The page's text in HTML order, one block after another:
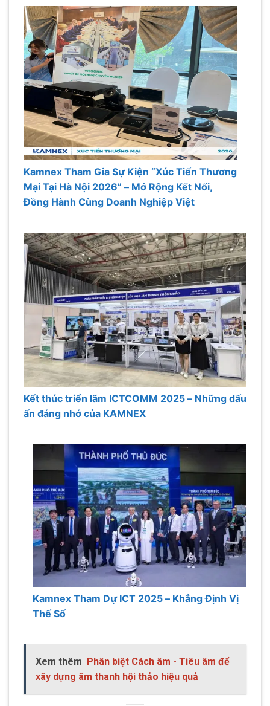
Kamnex Tham Gia Sự Kiện “Xúc Tiến Thương
Mại Tại Hà Nội 2026” – Mở Rộng Kết Nối,
Đồng Hành Cùng Doanh Nghiệp Việt
Kết thúc triển lãm ICTCOMM 2025 – Những dấu
ấn đáng nhớ của KAMNEX
Kamnex Tham Dự ICT 2025 – Khẳng Định Vị
Thế Số
Xem thêm Phân biệt Cách âm - Tiêu âm để
xây dựng âm thanh hội thảo hiệu quả